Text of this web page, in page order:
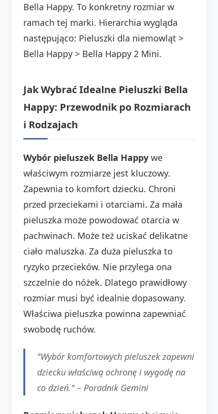
Bella Happy. To konkretny rozmiar w
ramach tej marki. Hierarchia wygląda
następująco: Pieluszki dla niemowląt >
Bella Happy > Bella Happy 2 Mini.
Jak Wybrać Idealne Pieluszki Bella
Happy: Przewodnik po Rozmiarach
i Rodzajach
Wybór pieluszek Bella Happy we
właściwym rozmiarze jest kluczowy.
Zapewnia to komfort dziecku. Chroni
przed przeciekami i otarciami. Za mała
pieluszka może powodować otarcia w
pachwinach. Może też uciskać delikatne
ciało maluszka. Za duża pieluszka to
ryzyko przecieków. Nie przylega ona
szczelnie do nóżek. Dlatego prawidłowy
rozmiar musi być idealnie dopasowany.
Właściwa pieluszka powinna zapewniać
swobodę ruchów.
"Wybór komfortowych pieluszek zapewni
dziecku właściwą ochronę i wygodę na
co dzień." – Poradnik Gemini